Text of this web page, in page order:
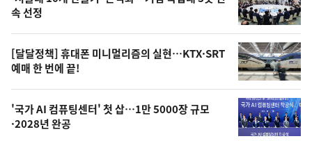
늘
의
영
상
오
속 선정
[달달정책] 휴대폰 미니멀리즘의 실현…KTX·SRT
예매 한 번에 끝!
'국가 AI 컴퓨팅센터' 첫 삽…1만 5000장 규모
·2028년 완공